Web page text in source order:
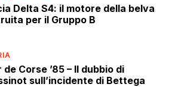
Delta S4: il motore della belva
per il Gruppo B
de Corse ’85 – Il dubbio di
sull’incidente di Bettega